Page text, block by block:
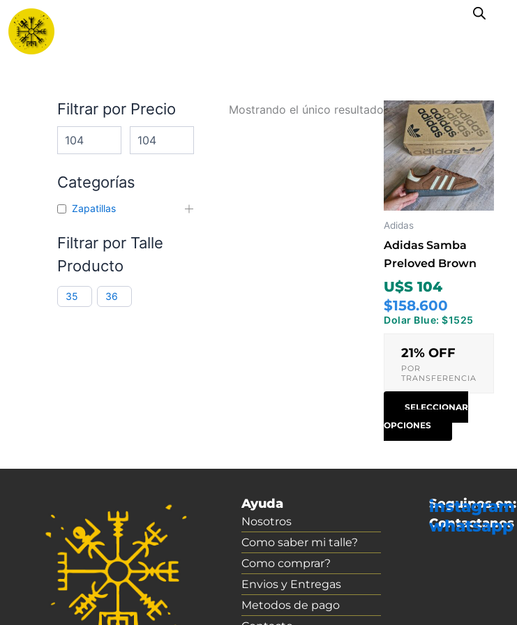
contenido
Filtrar por Precio
Categorías
Zapatillas
Filtrar por Talle
Producto
35 36
Mostrando el único resultado
Adidas
Adidas Samba
Preloved Brown
U$S 104
$158.600
Dolar Blue: $1525
21% OFF
POR
TRANSFERENCIA
SELECCIONAR
OPCIONES
Este
producto
tiene
múltiples
variantes.
Las
página
de
Ayuda
Nosotros
Como saber mi talle?
Como comprar?
Envios y Entregas
Metodos de pago
Seguinos en:
instagram
Contactanos
whatsapp